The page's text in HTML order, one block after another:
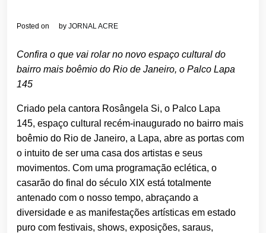
Posted on by JORNAL ACRE
Confira o que vai rolar no novo espaço cultural do
bairro mais boêmio do Rio de Janeiro, o Palco Lapa
145
Criado pela cantora Rosângela Si, o Palco Lapa
145, espaço cultural recém-inaugurado no bairro mais
boêmio do Rio de Janeiro, a Lapa, abre as portas com
o intuito de ser uma casa dos artistas e seus
movimentos. Com uma programação eclética, o
casarão do final do século XIX está totalmente
antenado com o nosso tempo, abraçando a
diversidade e as manifestações artísticas em estado
puro com festivais, shows, exposições, saraus,